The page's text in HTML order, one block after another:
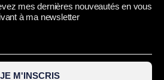
mes dernières nouveautés en vous
à ma newsletter
JE M'INSCRIS